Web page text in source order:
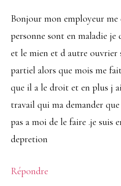
Bonjour mon employeur
personne sont en maladie
et le mien et d autre ouvrier
partiel alors que mois me
que il a le droit et en plus j
travail qui ma demander
pas a moi de le faire .je suis
depretion
Répondre